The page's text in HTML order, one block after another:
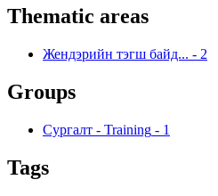
Thematic areas
Жендэрийн тэгш байд... - 2
Groups
Сургалт - Training - 1
Tags